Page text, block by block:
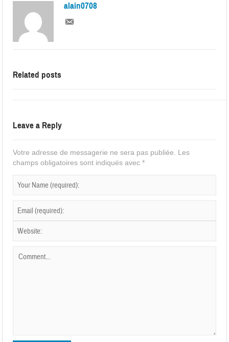
alain0708
Related posts
Leave a Reply
Votre adresse de messagerie ne sera pas publiée.
Les
champs obligatoires sont indiqués avec*